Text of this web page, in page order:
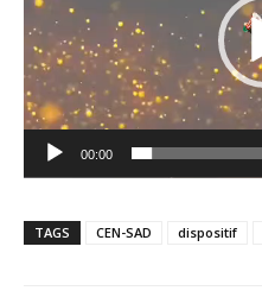
00:00
TAGS CEN-SAD dispositif